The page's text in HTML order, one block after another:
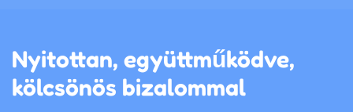
Nyitottan, együttműködve,
kölcsönös bizalommal